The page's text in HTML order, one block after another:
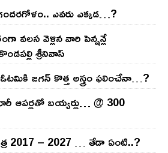
ఎవ‌రు ఎక్క‌డ‌…?
వలస వెళ్లిన వారి పెన్ష‌న్లే
శ్రీనివాస్
జ‌గ‌న్ కొత్త అస్త్రం ఫ‌లించేనా…?
ఆప‌ర్ల‌తో బ‌య్య‌ర్లు… @ 300
2017 – 2027 … తేడా ఏంటి..?